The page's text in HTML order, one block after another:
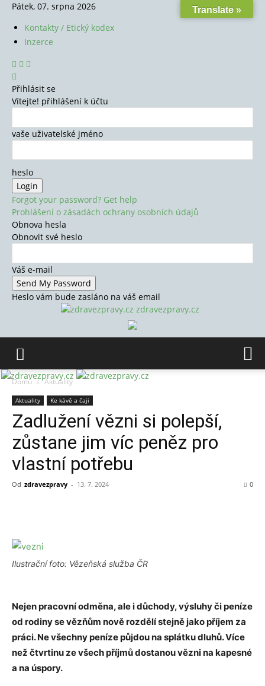
Pátek, 07. srpna 2026
Kontakty / Etický kodex
Inzerce
Přihlásit se
Vítejte! přihlášení k účtu
vaše uživatelské jméno
heslo
Forgot your password? Get help
Prohlášení o zásadách ochrany osobních údajů
Obnova hesla
Obnovit své heslo
Váš e-mail
Heslo vám bude zasláno na váš email
zdravezpravy.cz
Domů Aktuality
Aktuality Ke kávě a čaji
Zadlužení vězni si polepší,
zůstane jim víc peněz pro
vlastní potřebu
Od zdravezpravy - 13. 7. 2024 0
Ilustrační foto: Vězeňská služba ČR
Nejen pracovní odměna, ale i důchody, výsluhy či peníze
od rodiny se vězňům nově rozdělí stejně jako příjem za
práci. Ne všechny peníze půjdou na splátku dluhů. Více
než čtvrtinu ze všech příjmů dostanou vězni na kapesné
a na úspory.
Translate »